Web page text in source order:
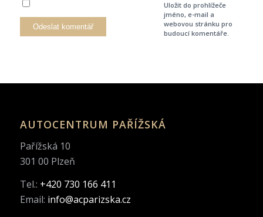
Uložit do prohlížeče
jméno, e-mail a
webovou stránku pro
budoucí komentáře.
AUTOCENTRUM PAŘÍŽSKÁ
Pařížská 10
301 00 Plzeň
Tel.: +420 730 166 411
Email: info@acparizska.cz